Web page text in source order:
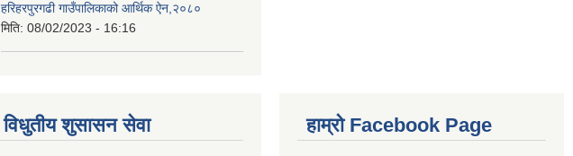
हरिहरपुरगढी गाउँपालिकाको आर्थिक ऐन,२०८०
मिति: 08/02/2023 - 16:16
विधुतीय शुसासन सेवा हाम्रो Facebook Page